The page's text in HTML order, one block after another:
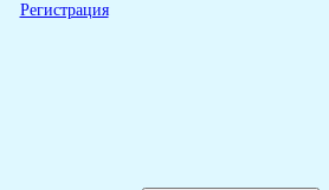
Регистрация